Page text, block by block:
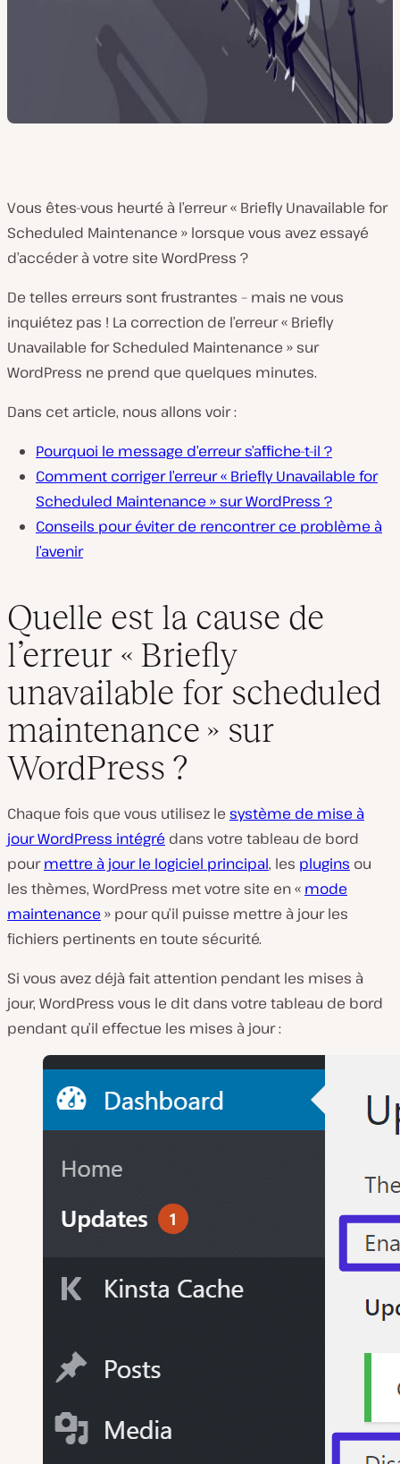
Vous êtes-vous heurté à l’erreur « Briefly Unavailable for
Scheduled Maintenance » lorsque vous avez essayé
d’accéder à votre site WordPress ?
De telles erreurs sont frustrantes – mais ne vous
inquiétez pas ! La correction de l’erreur « Briefly
Unavailable for Scheduled Maintenance » sur
WordPress ne prend que quelques minutes.
Dans cet article, nous allons voir :
Pourquoi le message d’erreur s’affiche-t-il ?
Comment corriger l’erreur « Briefly Unavailable for
Scheduled Maintenance » sur WordPress ?
Conseils pour éviter de rencontrer ce problème à
l’avenir
Quelle est la cause de
l’erreur « Briefly
unavailable for scheduled
maintenance » sur
WordPress ?
Chaque fois que vous utilisez le système de mise à
jour WordPress intégré dans votre tableau de bord
pourmettre à jour le logiciel principal, les plugins ou
les thèmes, WordPress met votre site en « mode
maintenance » pour qu’il puisse mettre à jour les
fichiers pertinents en toute sécurité.
Si vous avez déjà fait attention pendant les mises à
jour, WordPress vous le dit dans votre tableau de bord
pendant qu’il effectue les mises à jour :